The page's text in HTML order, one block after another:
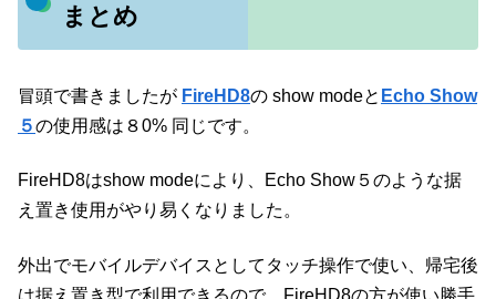
まとめ
冒頭で書きましたが FireHD8の show modeと Echo Show
５の使用感は８0% 同じです。
FireHD8はshow modeにより、Echo Show５のような据
え置き使用がやり易くなりました。
外出でモバイルデバイスとしてタッチ操作で使い、帰宅後
は据え置き型で利用できるので、FireHD8の方が使い勝手